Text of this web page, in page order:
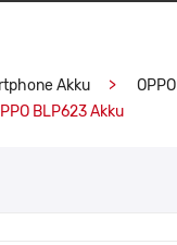
Akku
OPPO
BLP623 Akku